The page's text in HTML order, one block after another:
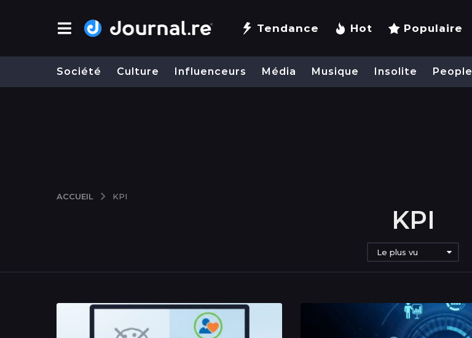
Tendance Hot Populaire
Société Culture Influenceurs Média Musique Insolite People
ACCUEIL KPI
KPI
Le plus vu